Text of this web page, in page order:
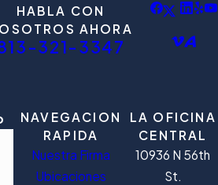
HABLA CON
AHORA
321-3347
NAVEGACION
RAPIDA
Nuestra Firma
Ubicaciones
LA OFICINA
CENTRAL
10936 N 56th
St.